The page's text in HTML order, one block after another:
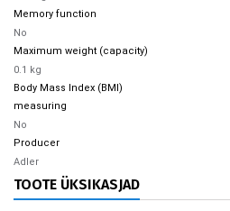
Memory function
No
Maximum weight (capacity)
0.1 kg
Body Mass Index (BMI)
measuring
No
Producer
Adler
TOOTE ÜKSIKASJAD